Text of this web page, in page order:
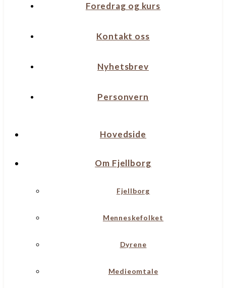
Foredrag og kurs
Kontakt oss
Nyhetsbrev
Personvern
Hovedside
Om Fjellborg
Fjellborg
Menneskefolket
Dyrene
Medieomtale